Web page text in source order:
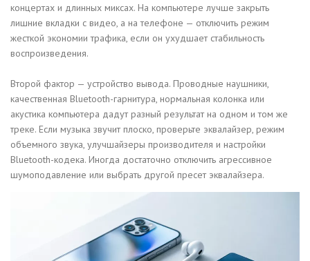
концертах и длинных миксах. На компьютере лучше закрыть
лишние вкладки с видео, а на телефоне — отключить режим
жесткой экономии трафика, если он ухудшает стабильность
воспроизведения.
Второй фактор — устройство вывода. Проводные наушники,
качественная Bluetooth-гарнитура, нормальная колонка или
акустика компьютера дадут разный результат на одном и том же
треке. Если музыка звучит плоско, проверьте эквалайзер, режим
объемного звука, улучшайзеры производителя и настройки
Bluetooth-кодека. Иногда достаточно отключить агрессивное
шумоподавление или выбрать другой пресет эквалайзера.